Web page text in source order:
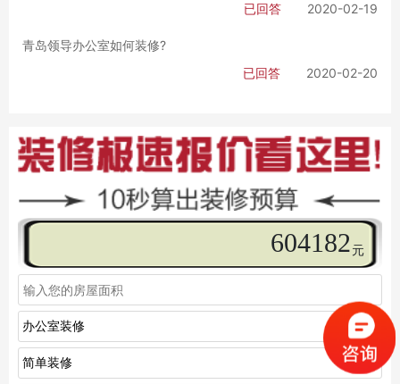
已回答
2020-02-19
青岛领导办公室如何装修?
已回答
2020-02-20
613782元